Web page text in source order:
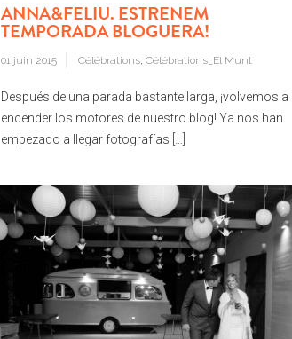
ANNA&FELIU. ESTRENEM
TEMPORADA BLOGUERA!
01 juin 2015 Célébrations, Célébrations_El Munt
Después de una parada bastante larga, ¡volvemos a
encender los motores de nuestro blog! Ya nos han
empezado a llegar fotografías […]